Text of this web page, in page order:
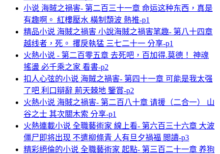
小说 海賊之禍害- 第二百三十一章 命运这种东西，真是
有趣啊。 紅樓壓水 橫制頹波 熱推-p1
精品小说 海賊之禍害 小說海賊之禍害笔趣- 第八十四章
越线者，死。 攫戾執猛 三七二十一 分享-p1
火熱小说 - 第二百零五章 去死吧，百加得.莫德！ 神魂
搖盪 必千乘之家 看書-p2
扣人心弦的小说 海賊之禍害- 第四十一章 可能是我太强
了吧 利口辯辭 荊天棘地 鑒賞-p2
火熱小说 海賊之禍害- 第二百八十章 请援（二合一） 山
谷之士 其次關木索 分享-p1
火熱連載小说 全職藝術家 線上看- 第六百三十六章 大波
僵尸即将出现 不遣柳條青 人有旦夕禍福 閲讀-p3
精彩絕倫的小说 全職藝術家 起點- 第三百二十一章 养狗